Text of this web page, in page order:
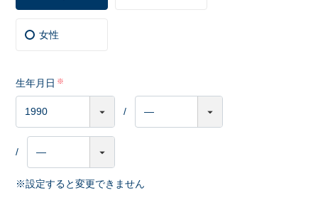
女性
生年月日
※設定すると変更できません